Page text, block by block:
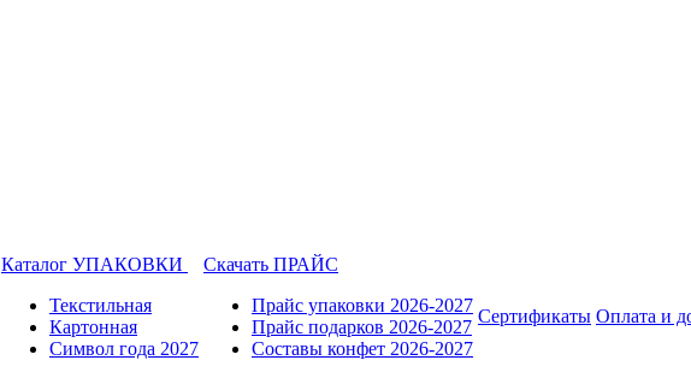
Каталог УПАКОВКИ
Текстильная
Картонная
Символ года 2027
Скачать ПРАЙС
Прайс упаковки 2026-2027
Прайс подарков 2026-2027
Составы конфет 2026-2027
Сертификаты Оплата и